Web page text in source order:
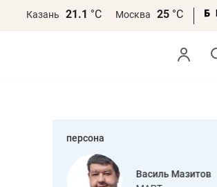
Казань 21.1 °С Москва 25 °С
персона
Василь Мазитов